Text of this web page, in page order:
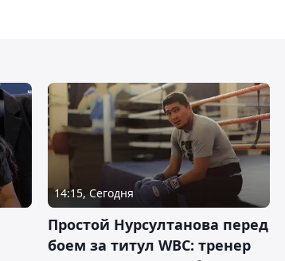
14:15, Сегодня
Простой Нурсултанова перед
боем за титул WBC: тренер